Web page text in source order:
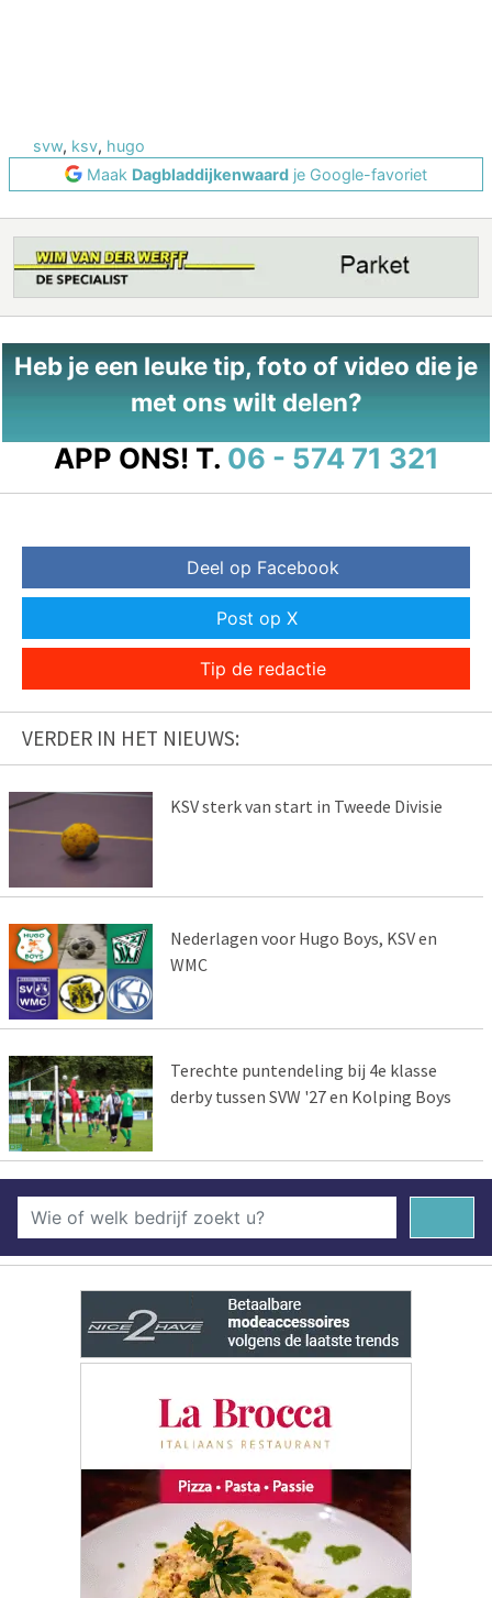
svw, ksv, hugo
Maak Dagbladdijkenwaard je Google-favoriet
Heb je een leuke tip, foto of video die je
met ons wilt delen?
APP ONS! T. 06 - 574 71 321
Deel op Facebook
Post op X
Tip de redactie
VERDER IN HET NIEUWS:
KSV sterk van start in Tweede Divisie
Nederlagen voor Hugo Boys, KSV en
WMC
Terechte puntendeling bij 4e klasse
derby tussen SVW '27 en Kolping Boys